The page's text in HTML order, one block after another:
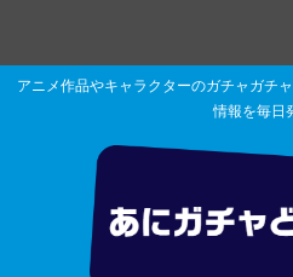
アニメ作品やキャラクターのガチャガチ
情報を毎日